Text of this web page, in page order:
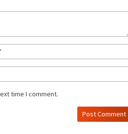
time I comment.